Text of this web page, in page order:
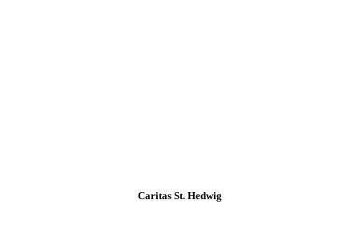
Caritas St. Hedwig